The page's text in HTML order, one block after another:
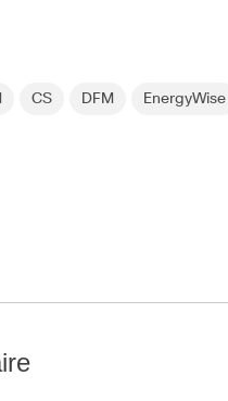
CS DFM EnergyWise